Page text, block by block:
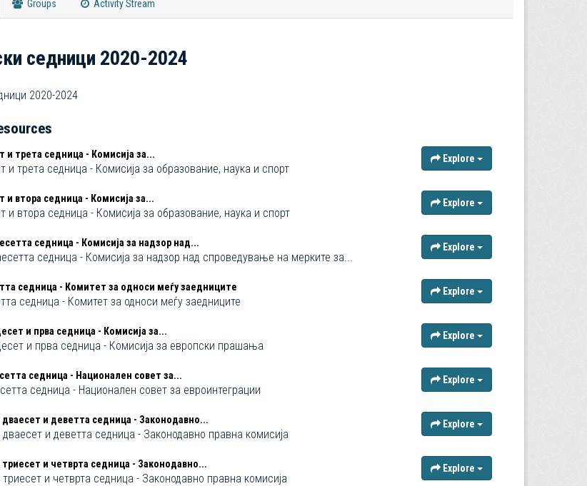
Groups Activity Stream
седници 2020-2024
2020-2024
и трета седница - Комисија за...
и трета седница - Комисија за образование, наука и спорт
Explore
и втора седница - Комисија за...
и втора седница - Комисија за образование, наука и спорт
Explore
седница - Комисија за надзор над...
седница - Комисија за надзор над спроведување на мерките за...
Explore
седница - Комитет за односи меѓу заедниците
седница - Комитет за односи меѓу заедниците
Explore
и прва седница - Комисија за...
и прва седница - Комисија за европски прашања
Explore
седница - Национален совет за...
седница - Национален совет за евроинтеграции
Explore
дваесет и деветта седница - Законодавно...
и деветта седница - Законодавно правна комисија
Explore
и четврта седница - Законодавно...
и четврта седница - Законодавно правна комисија
Explore